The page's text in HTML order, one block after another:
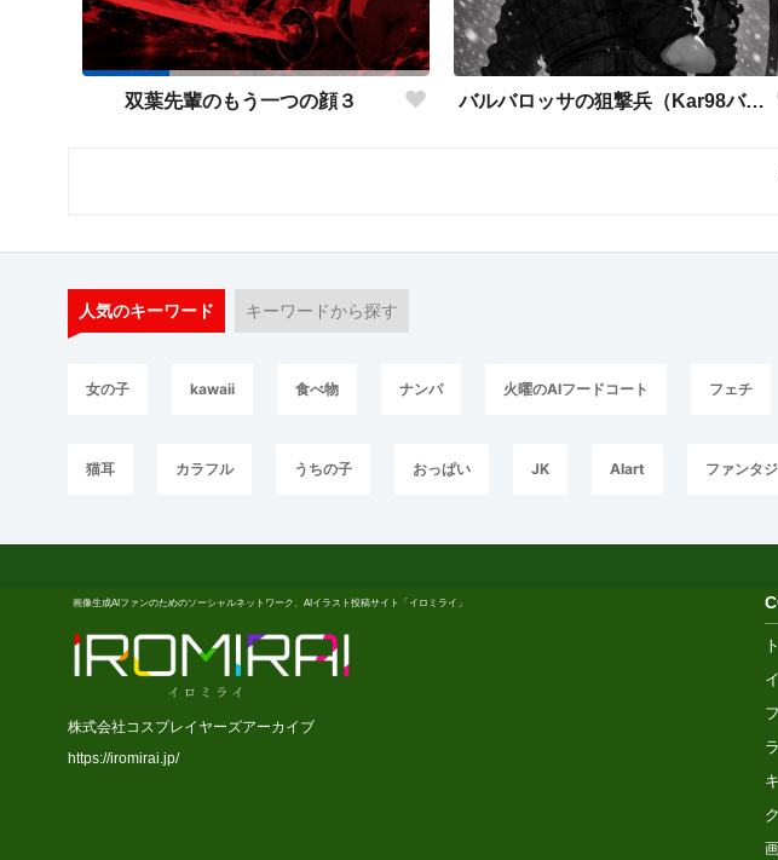
双葉先輩のもう一つの顔３ バルバロッサの狙撃兵（Kar98バージョン）
人気のキーワード キーワードから探す
女の子 kawaii 食べ物 ナンパ 火曜のAIフードコート フェチ
猫耳 カラフル うちの子 おっぱい JK AIart ファンタ
画像生成AIファンのためのソーシャルネットワーク、AIイラスト投稿サイト「イロミライ」
株式会社コスプレイヤーズアーカイブ
https://iromirai.jp/